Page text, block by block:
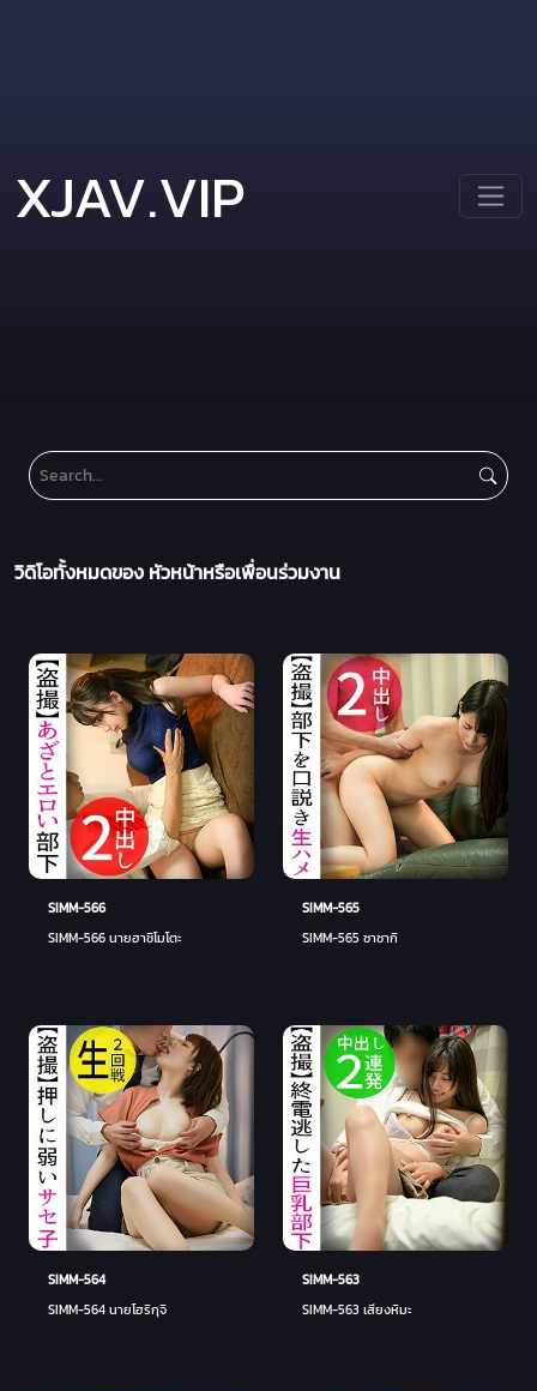
XJAV.VIP
วิดิโอทั้งหมดของ หัวหน้าหรือเพื่อนร่วมงาน
SIMM-566
SIMM-566 นายฮาชิโมโตะ
SIMM-565
SIMM-565 ซาซากิ
SIMM-564
SIMM-564 นายโฮริกุจิ
SIMM-563
SIMM-563 เสียงหิมะ